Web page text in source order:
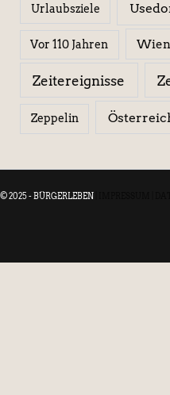
Urlaubsziele
Vor 110 Jahren Wien
Zeitereignisse
Zeppelin
© 2025 - BÜRGERLEBEN